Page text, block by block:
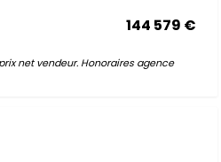
144 579 €
net vendeur. Honoraires agence